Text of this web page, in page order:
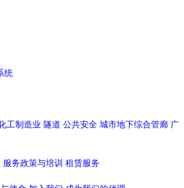
统
工制造业 隧道 公共安全 城市地下综合管廊 广
服务政策与培训 租赁服务